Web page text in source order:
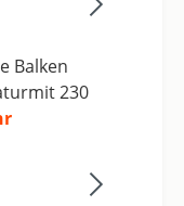
Balken
230